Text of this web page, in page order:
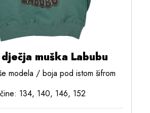
muška Labubu
modela / boja pod istom šifrom
134, 140, 146, 152